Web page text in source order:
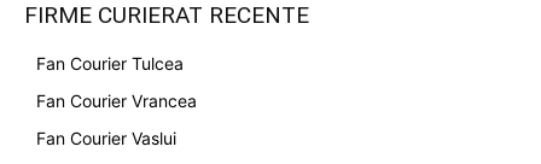
FIRME CURIERAT RECENTE
Fan Courier Tulcea
Fan Courier Vrancea
Fan Courier Vaslui